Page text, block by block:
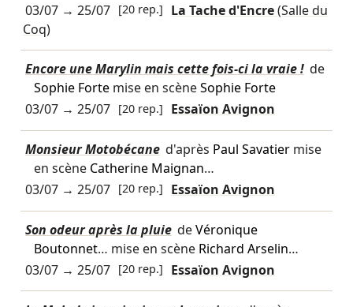
03/07→ 25/07 [20 rep.] La Tache d'Encre(Salle du
Coq)
Encore une Marylin mais cette fois-ci la vraie ! de
Sophie Fortemise en scèneSophie Forte
03/07→ 25/07 [20 rep.] Essaïon Avignon
Monsieur Motobécane d'après Paul Savatiermise
en scène Catherine Maignan…
03/07→ 25/07 [20 rep.] Essaïon Avignon
Son odeur après la pluie deVéronique
Boutonnet… mise en scène Richard Arselin…
03/07→ 25/07 [20 rep.] Essaïon Avignon